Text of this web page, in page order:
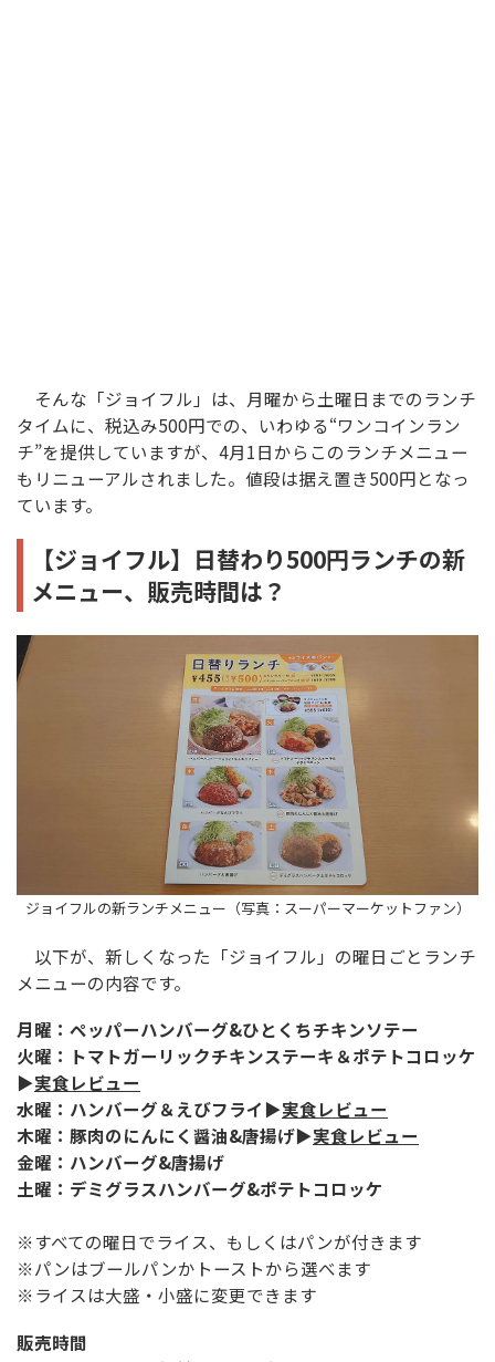
そんな「ジョイフル」は、月曜から土曜日までのランチ
タイムに、税込み500円での、いわゆる“ワンコインラン
チ”を提供していますが、4月1日からこのランチメニュー
もリニューアルされました。値段は据え置き500円となっ
ています。
【ジョイフル】日替わり500円ランチの新
メニュー、販売時間は？
ジョイフルの新ランチメニュー（写真：スーパーマーケットファン）
以下が、新しくなった「ジョイフル」の曜日ごとランチ
メニューの内容です。
月曜：ペッパーハンバーグ&ひとくちチキンソテー
火曜：トマトガーリックチキンステーキ＆ポテトコロッケ
▶実食レビュー
水曜：ハンバーグ＆えびフライ▶実食レビュー
木曜：豚肉のにんにく醤油&唐揚げ▶実食レビュー
金曜：ハンバーグ&唐揚げ
土曜：デミグラスハンバーグ&ポテトコロッケ
※すべての曜日でライス、もしくはパンが付きます
※パンはブールパンかトーストから選べます
※ライスは大盛・小盛に変更できます
販売時間